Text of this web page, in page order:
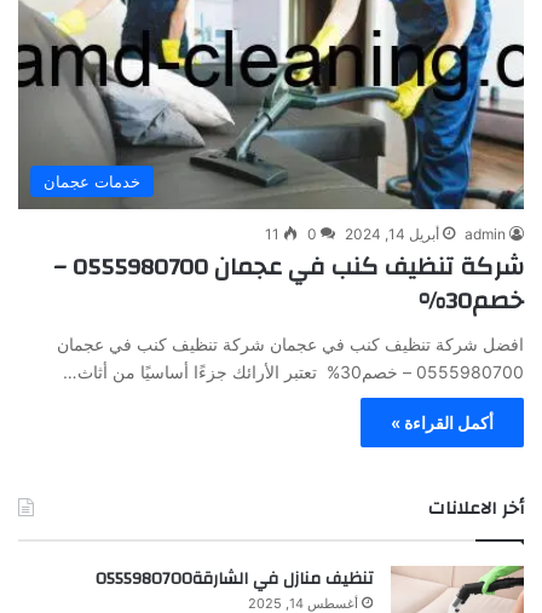
خدمات عجمان
admin أبريل 14, 2024 0
11
شركة تنظيف كنب في عجمان 0555980700 –
خصم30%
افضل شركة تنظيف كنب في عجمان شركة تنظيف كنب في عجمان
0555980700 – خصم30% تعتبر الأرائك جزءًا أساسيًا من أثاث…
أكمل القراءة »
أخر الاعلانات
تنظيف منازل في الشارقة0555980700
أغسطس 14, 2025